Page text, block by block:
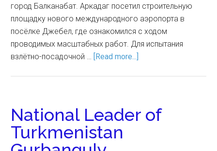
город Балканабат. Аркадаг посетил строительную
площадку нового международного аэропорта в
посёлке Джебел, где ознакомился с ходом
проводимых масштабных работ. Для испытания
взлётно-посадочной … [Read more...]
National Leader of
Turkmenistan